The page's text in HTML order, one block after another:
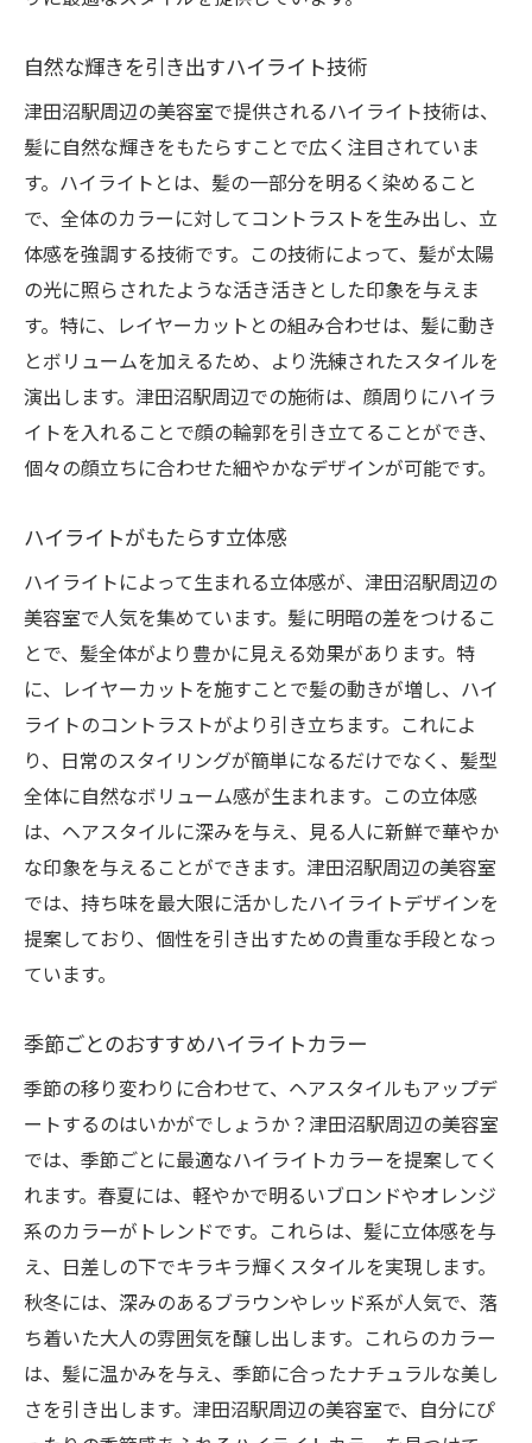
自然な輝きを引き出すハイライト技術
津田沼駅周辺の美容室で提供されるハイライト技術は、
髪に自然な輝きをもたらすことで広く注目されていま
す。ハイライトとは、髪の一部分を明るく染めること
で、全体のカラーに対してコントラストを生み出し、立
体感を強調する技術です。この技術によって、髪が太陽
の光に照らされたような活き活きとした印象を与えま
す。特に、レイヤーカットとの組み合わせは、髪に動き
とボリュームを加えるため、より洗練されたスタイルを
演出します。津田沼駅周辺での施術は、顔周りにハイラ
イトを入れることで顔の輪郭を引き立てることができ、
個々の顔立ちに合わせた細やかなデザインが可能です。
ハイライトがもたらす立体感
ハイライトによって生まれる立体感が、津田沼駅周辺の
美容室で人気を集めています。髪に明暗の差をつけるこ
とで、髪全体がより豊かに見える効果があります。特
に、レイヤーカットを施すことで髪の動きが増し、ハイ
ライトのコントラストがより引き立ちます。これによ
り、日常のスタイリングが簡単になるだけでなく、髪型
全体に自然なボリューム感が生まれます。この立体感
は、ヘアスタイルに深みを与え、見る人に新鮮で華やか
な印象を与えることができます。津田沼駅周辺の美容室
では、持ち味を最大限に活かしたハイライトデザインを
提案しており、個性を引き出すための貴重な手段となっ
ています。
季節ごとのおすすめハイライトカラー
季節の移り変わりに合わせて、ヘアスタイルもアップデ
ートするのはいかがでしょうか？津田沼駅周辺の美容室
では、季節ごとに最適なハイライトカラーを提案してく
れます。春夏には、軽やかで明るいブロンドやオレンジ
系のカラーがトレンドです。これらは、髪に立体感を与
え、日差しの下でキラキラ輝くスタイルを実現します。
秋冬には、深みのあるブラウンやレッド系が人気で、落
ち着いた大人の雰囲気を醸し出します。これらのカラー
は、髪に温かみを与え、季節に合ったナチュラルな美し
さを引き出します。津田沼駅周辺の美容室で、自分にぴ